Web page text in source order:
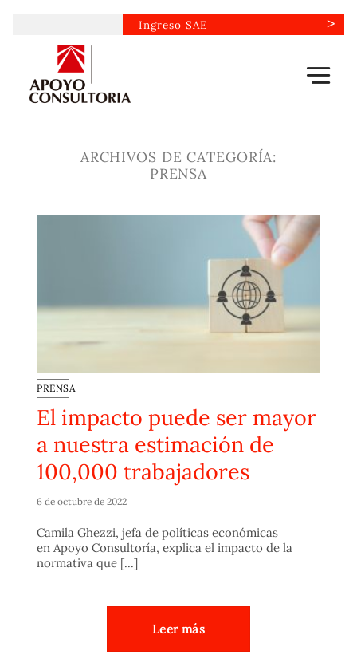
contenido
Ingreso SAE
ARCHIVOS DE CATEGORÍA:
PRENSA
PRENSA
El impacto puede ser mayor
a nuestra estimación de
100,000 trabajadores
6 de octubre de 2022
Camila Ghezzi, jefa de políticas económicas
en Apoyo Consultoría, explica el impacto de la
normativa que [...]
Leer más